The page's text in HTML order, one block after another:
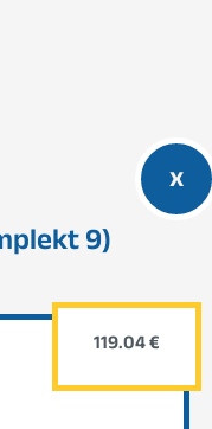
9)
x
119.04 €